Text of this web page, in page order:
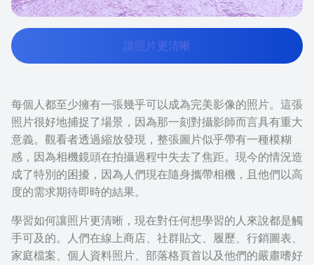
讓照片更清晰
每個人都至少擁有一張幾乎可以成為完美影像的照片。這張
照片很好地捕捉了場景，因為那一刻對攝影師而言具有重大
意義。觀看者透過縮放發現，整張圖片似乎帶有一種模糊
感，因為相機鏡頭在拍攝過程中失去了焦距。現今的情況造
成了特別的困擾，因為人們現在隨身攜帶相機，且他們以高
度的需求期待即時的結果。
學習如何讓照片更清晰，現在對任何想學習的人來說都是觸
手可及的。人們在線上商店、社群貼文、履歷、行銷圖表、
家庭檔案、個人資料照片、部落格頁首以及他們的嚴肅嗜好